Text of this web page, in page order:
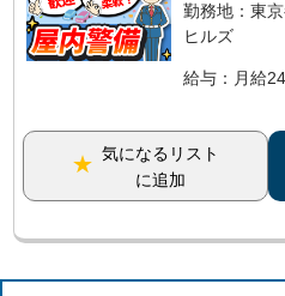
勤務地：東
ヒルズ
給与：月給
気になるリスト
に追加